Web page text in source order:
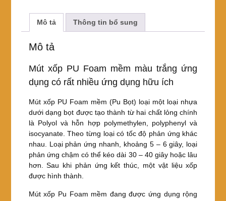
c
b
o
o
k
er
e
e
Mô tả Thông tin bổ sung
Mô tả
Mút xốp PU Foam mềm màu trắng ứng
dụng có rất nhiều ứng dụng hữu ích
Mút xốp PU Foam mềm (Pu Bọt) loại một loại nhựa
dưới dạng bọt được tạo thành từ hai chất lỏng chính
là Polyol và hỗn hợp polymethylen, polyphenyl và
isocyanate. Theo từng loại có tốc độ phản ứng khác
nhau. Loại phản ứng nhanh, khoảng 5 – 6 giây, loại
phản ứng chậm có thể kéo dài 30 – 40 giây hoặc lâu
hơn. Sau khi phản ứng kết thúc, một vật liệu xốp
được hình thành.
Mút xốp Pu Foam mềm đang được ứng dụng rộng